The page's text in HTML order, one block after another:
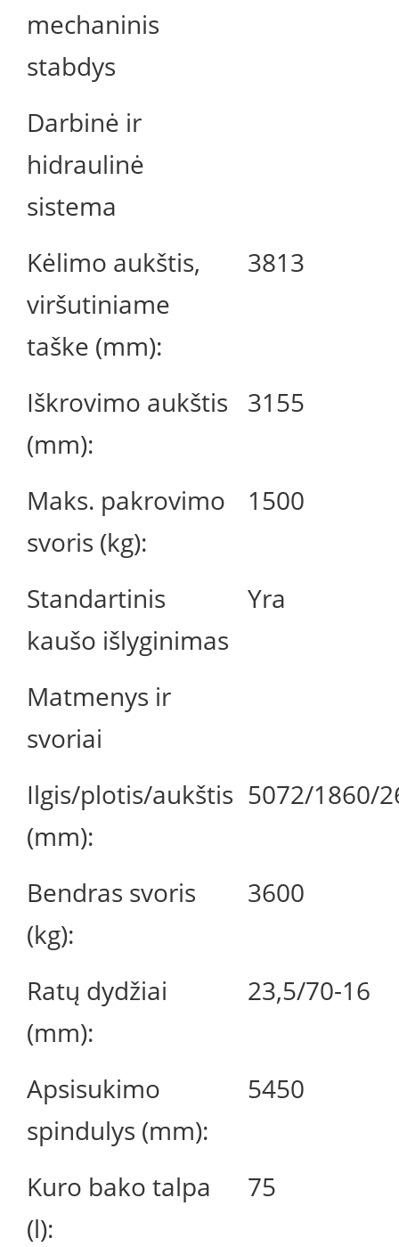
mechaninis
stabdys
Darbinė ir
hidraulinė
sistema
Kėlimo aukštis,
viršutiniame
taške (mm):
3813
Iškrovimo aukštis
(mm):
3155
Maks. pakrovimo
svoris (kg):
1500
Standartinis
kaušo išlyginimas
Yra
Matmenys ir
svoriai
Ilgis/plotis/aukštis
(mm):
5072/1860/
Bendras svoris
(kg):
3600
Ratų dydžiai
(mm):
23,5/70-16
Apsisukimo
spindulys (mm):
5450
Kuro bako talpa
(l):
75